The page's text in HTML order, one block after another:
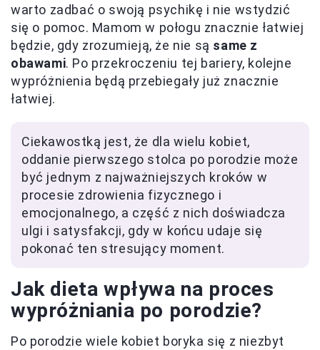
warto zadbać o swoją psychikę i nie wstydzić
się o pomoc. Mamom w połogu znacznie łatwiej
będzie, gdy zrozumieją, że nie są same z
obawami. Po przekroczeniu tej bariery, kolejne
wypróżnienia będą przebiegały już znacznie
łatwiej.
Ciekawostką jest, że dla wielu kobiet,
oddanie pierwszego stolca po porodzie może
być jednym z najważniejszych kroków w
procesie zdrowienia fizycznego i
emocjonalnego, a część z nich doświadcza
ulgi i satysfakcji, gdy w końcu udaje się
pokonać ten stresujący moment.
Jak dieta wpływa na proces
wypróżniania po porodzie?
Po porodzie wiele kobiet boryka się z niezbyt